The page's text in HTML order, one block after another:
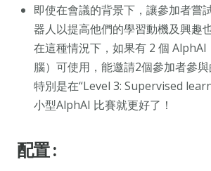
即使在會議的背景下，讓參加者嘗
器人以提高他們的學習動機及興趣
在這種情況下，如果有 2 個
腦）可使用，能邀請2個參加者參與
特別是在“Level 3: Supervised
小型AlphAI 比賽就更好了！
配置 :